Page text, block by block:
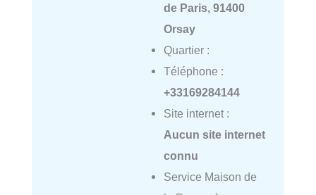
de Paris, 91400
Orsay
Quartier :
Téléphone :
+33169284144
Site internet :
Aucun site internet
connu
Service Maison de